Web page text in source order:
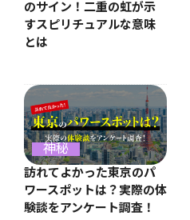
のサイン！二重の虹が示
すスピリチュアルな意味
とは
神秘
訪れてよかった東京のパ
ワースポットは？実際の体
験談をアンケート調査！